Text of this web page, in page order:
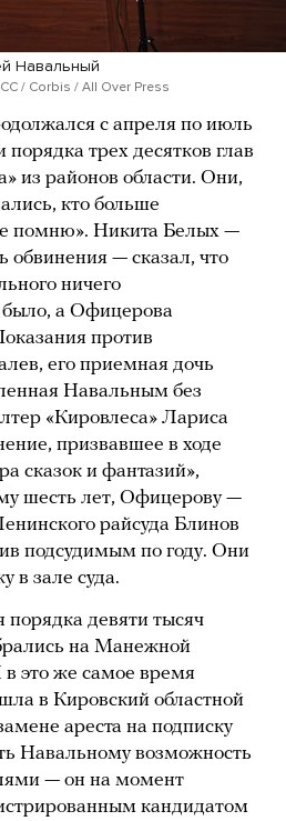
Навальный
/ Corbis / All Over Press
с апреля по июль
трех десятков глав
из районов области. Они,
кто больше
помню». Никита Белых —
обвинения — сказал, что
ничего
было, а Офицерова
против
его приемная дочь
Навальным без
«Кировлеса» Лариса
призвавшее в ходе
сказок и фантазий»,
шесть лет, Офицерову —
райсуда Блинов
подсудимым по году. Они
в зале суда.
девяти тысяч
на Манежной
это же самое время
в Кировский областной
ареста на подписку
Навальному возможность
— он на момент
кандидатом